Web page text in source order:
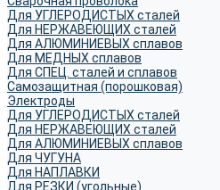
Для УГЛЕРОДИСТЫХ сталей
Для НЕРЖАВЕЮЩИХ сталей
Для АЛЮМИНИЕВЫХ сплавов
Для МЕДНЫХ сплавов
Для СПЕЦ. сталей и сплавов
Самозащитная (порошковая)
Электроды
Для УГЛЕРОДИСТЫХ сталей
Для НЕРЖАВЕЮЩИХ сталей
Для АЛЮМИНИЕВЫХ сплавов
Для ЧУГУНА
Для НАПЛАВКИ
Для РЕЗКИ (угольные)